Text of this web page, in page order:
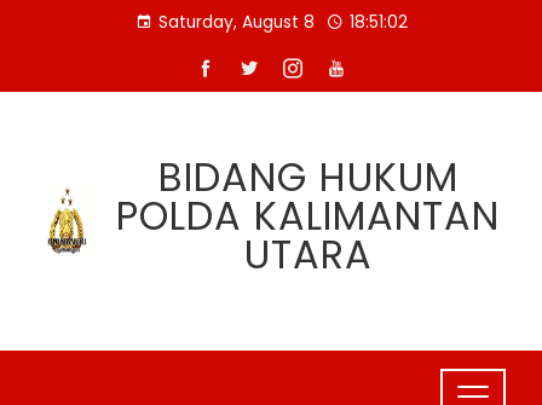
Saturday, August 8 18:51:03
BIDANG HUKUM
POLDA KALIMANTAN
UTARA